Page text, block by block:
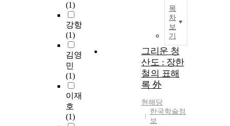
(1)
강항
(1)
김영
민
(1)
이재
호
(1)
목
차
보
기
그리운 청
산도 : 장한
철의 표해
록 外
현해당
한국학술정
보